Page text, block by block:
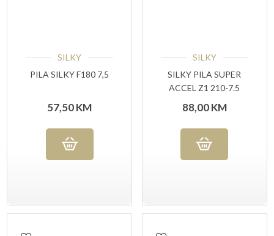
SILKY
PILA SILKY F180 7,5
57,50KM
SILKY
SILKY PILA SUPER
ACCEL Z1 210-7.5
88,00KM